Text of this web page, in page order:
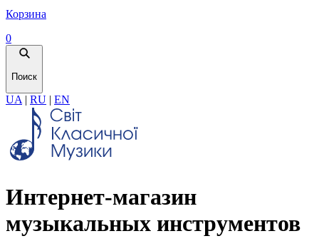
Корзина
0
Поиск
UA | RU | EN
Интернет-магазин
музыкальных инструментов